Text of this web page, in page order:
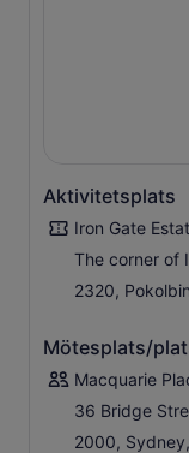
Aktivitetsplats
Iron Gate
The corner of
2320,
Mötesplats/
Macquarie
36 Bridge
2000,